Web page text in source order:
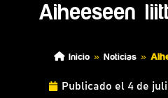
Aiheeseen
Inicio » Noticias »
Publicado el 4 de